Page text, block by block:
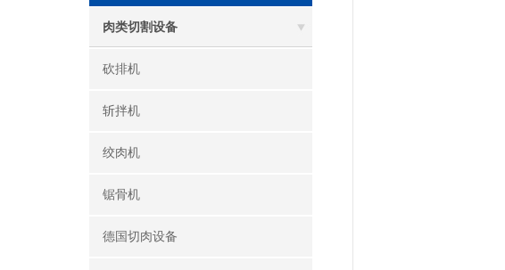
肉类切割设备
砍排机
斩拌机
绞肉机
锯骨机
德国切肉设备